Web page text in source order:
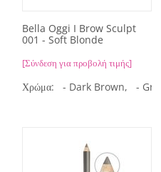
Bella Oggi I Brow Sculpt
001 - Soft Blonde
[Σύνδεση για προβολή τιμής]
Χρώμα: - Dark Brown, -